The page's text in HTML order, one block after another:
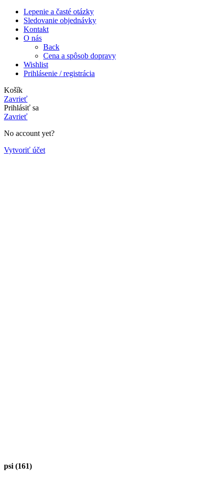
Lepenie a časté otázky
Sledovanie objednávky
Kontakt
O nás
Back
Cena a spôsob dopravy
Wishlist
Prihlásenie / registrácia
Košík
Zavrieť
Prihlásiť sa
Zavrieť
No account yet?
Vytvoriť účet
psi (161)